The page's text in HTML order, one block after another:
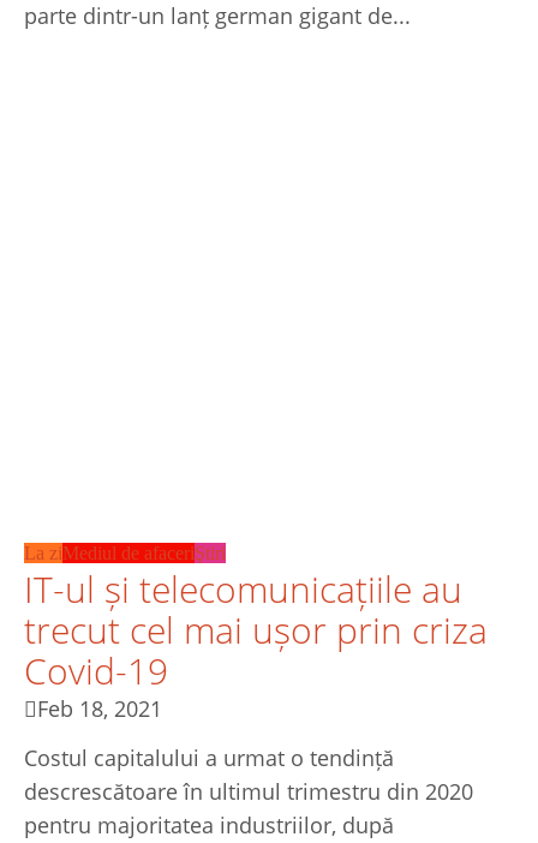
parte dintr-un lanț german gigant de...
La ziMediul de afaceriŞtiri
IT-ul și telecomunicațiile au
trecut cel mai ușor prin criza
Covid-19
Feb 18, 2021
Costul capitalului a urmat o tendință
descrescătoare în ultimul trimestru din 2020
pentru majoritatea industriilor, după